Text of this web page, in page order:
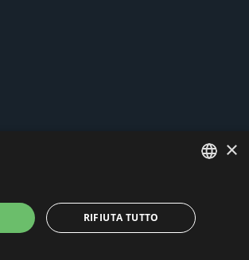
ENGLISH
×
RIFIUTA TUTTO